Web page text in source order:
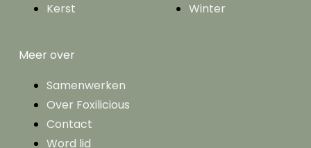
Kerst
Winter
Meer over
Samenwerken
Over Foxilicious
Contact
Word lid